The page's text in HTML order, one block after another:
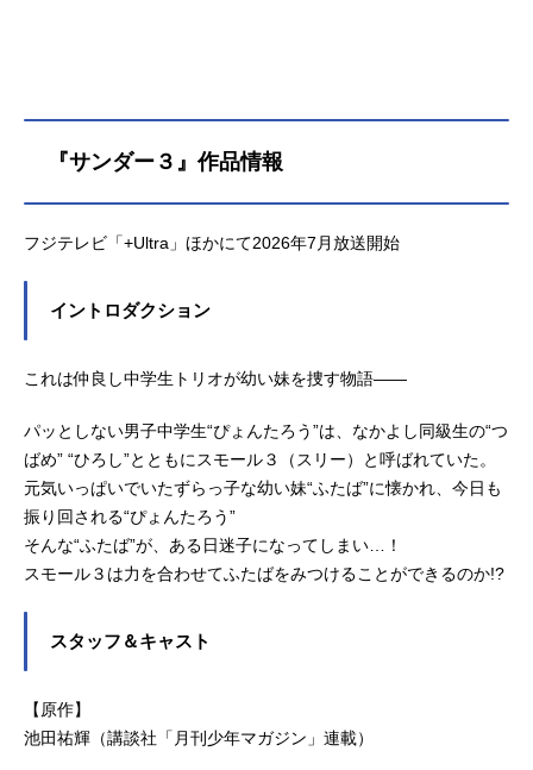
『サンダー３』作品情報
フジテレビ「+Ultra」ほかにて2026年7月放送開始
イントロダクション
これは仲良し中学生トリオが幼い妹を捜す物語――
パッとしない男子中学生“ぴょんたろう”は、なかよし同級生の“つ
ばめ” “ひろし”とともにスモール３（スリー）と呼ばれていた。
元気いっぱいでいたずらっ子な幼い妹“ふたば”に懐かれ、今日も
振り回される“ぴょんたろう”
そんな“ふたば”が、ある日迷子になってしまい…！
スモール３は力を合わせてふたばをみつけることができるのか!?
スタッフ＆キャスト
【原作】
池田祐輝（講談社「月刊少年マガジン」連載）